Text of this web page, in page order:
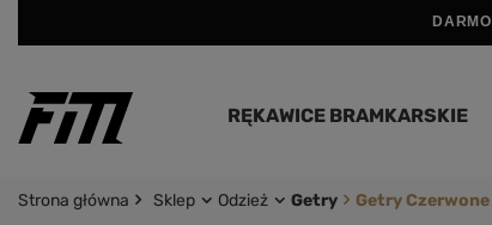
RĘKAWICE BRAMKARSKIE
Strona główna Sklep Odzież Getry Getry Czerwone